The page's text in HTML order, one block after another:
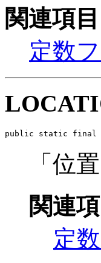
関連項
定数
public static final
「位
関連
定